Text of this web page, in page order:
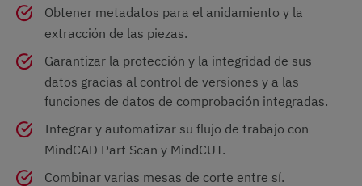
Obtener metadatos para el anidamiento y la
extracción de las piezas.
Garantizar la protección y la integridad de sus
datos gracias al control de versiones y a las
funciones de datos de comprobación integradas.
Integrar y automatizar su flujo de trabajo con
MindCAD Part Scan y MindCUT.
Combinar varias mesas de corte entre sí.